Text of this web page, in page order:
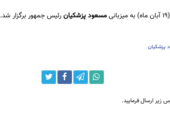
مسعود پزشکیانرئیس جمهور برگزار شد.
پزشکیان
زیر ارسال فرمایید.